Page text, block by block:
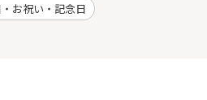
お祝い・記念日